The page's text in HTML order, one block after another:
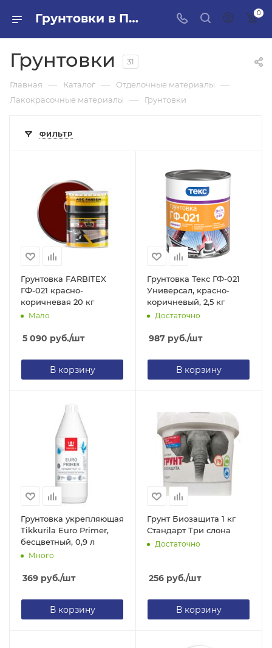
Грунтовки в ПИЛОН — купить стройматериалы в интернет-магазине ПИЛОН с доставкой оптом и в розницу 0
Грунтовки 31
Главная — Каталог — Отделочные материалы —
Лакокрасочные материалы — Грунтовки
ФИЛЬТР
Грунтовка FARBITEX
ГФ-021 красно-
коричневая 20 кг
Мало
5 090 руб./шт
В корзину
Грунтовка Текс ГФ-021
Универсал, красно-
коричневый, 2,5 кг
Достаточно
987 руб./шт
В корзину
Грунтовка укрепляющая
Tikkurila Euro Primer,
бесцветный, 0,9 л
Много
369 руб./шт
В корзину
Грунт Биозащита 1 кг
Стандарт Три слона
Достаточно
256 руб./шт
В корзину